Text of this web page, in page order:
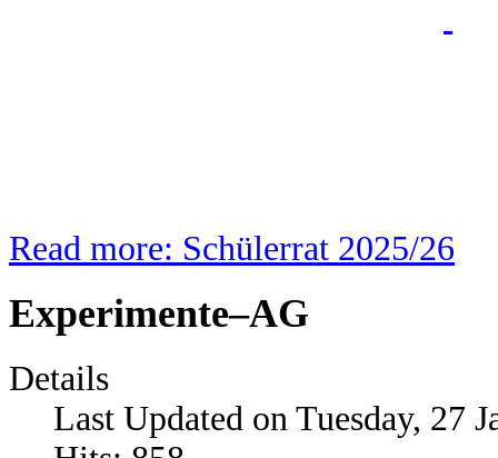
Read more: Schülerrat 2025/26
Experimente–AG
Details
Last Updated on Tuesday, 27